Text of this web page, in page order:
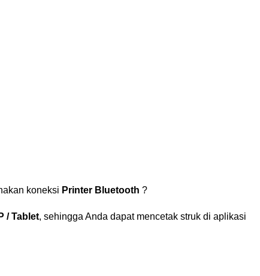
koneksi Printer Bluetooth ?
/ Tablet, sehingga Anda dapat mencetak struk di aplikasi